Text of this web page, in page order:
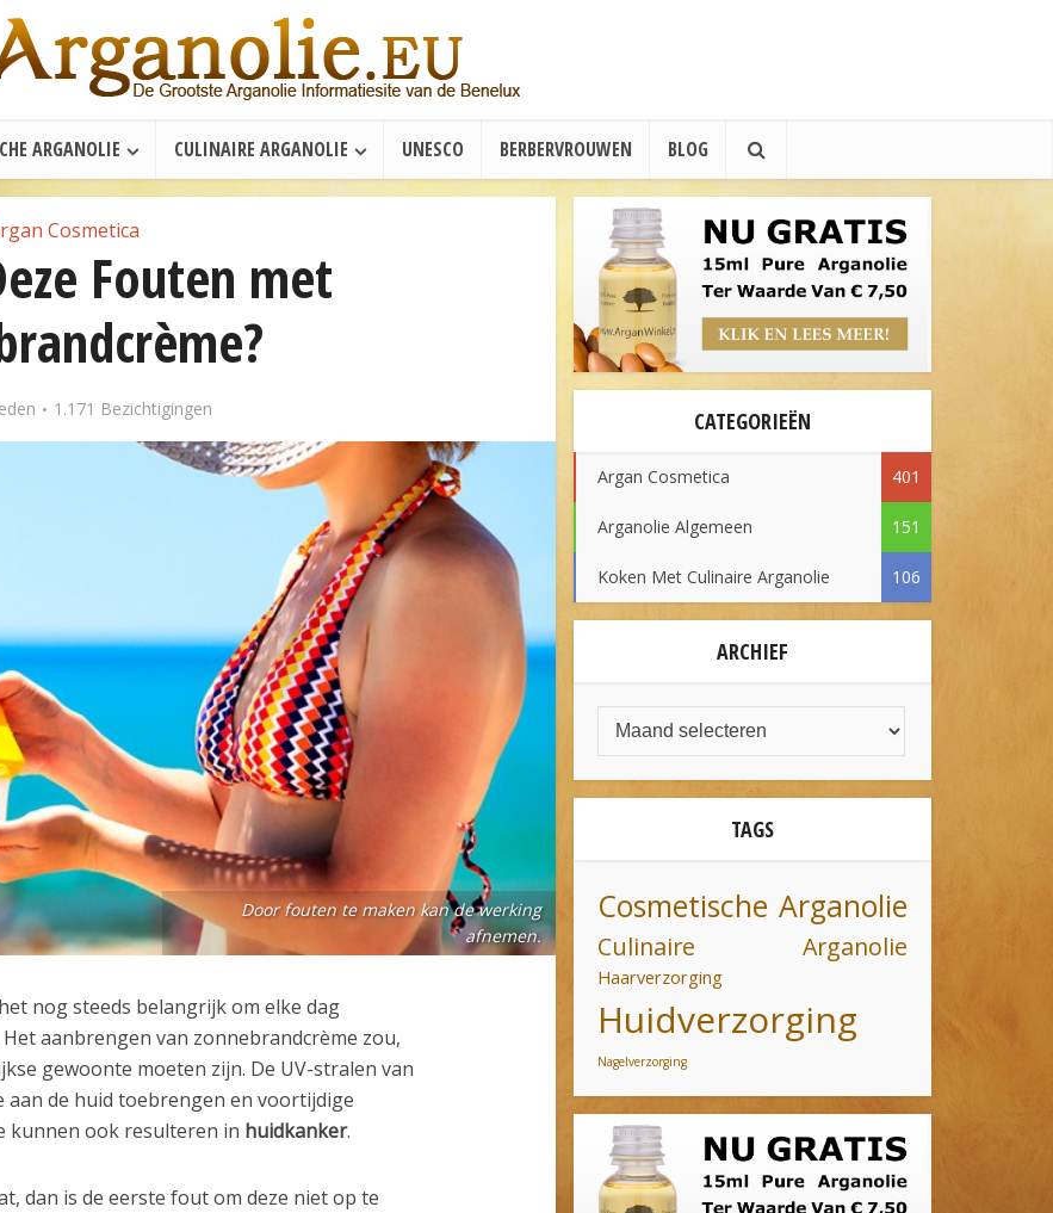
ARGANOLIE CULINAIRE ARGANOLIE UNESCO BERBERVROUWEN BLOG
Cosmetica
Fouten met
1.171 Bezichtigingen
Door fouten te maken kan de werking
afnemen.
nog steeds belangrijk om elke dag
aanbrengen van zonnebrandcrème zou,
gewoonte moeten zijn. De UV-stralen van
aan de huid toebrengen en voortijdige
kunnen ook resulteren in huidkanker.
dan is de eerste fout om deze niet op te
CATEGORIEËN
Argan Cosmetica 401
Arganolie Algemeen 151
Koken Met Culinaire Arganolie 106
ARCHIEF
TAGS
Cosmetische Arganolie
Culinaire Arganolie
Haarverzorging
Huidverzorging
Nagelverzorging